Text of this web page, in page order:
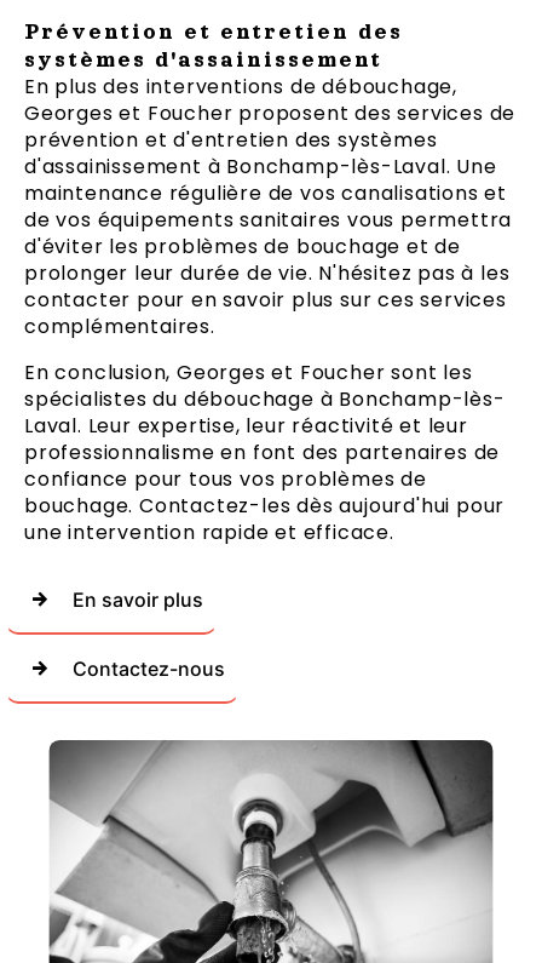
Prévention et entretien des
systèmes d'assainissement
En plus des interventions de débouchage,
Georges et Foucher proposent des services de
prévention et d'entretien des systèmes
d'assainissement à Bonchamp-lès-Laval. Une
maintenance régulière de vos canalisations et
de vos équipements sanitaires vous permettra
d'éviter les problèmes de bouchage et de
prolonger leur durée de vie. N'hésitez pas à les
contacter pour en savoir plus sur ces services
complémentaires.
En conclusion, Georges et Foucher sont les
spécialistes du débouchage à Bonchamp-lès-
Laval. Leur expertise, leur réactivité et leur
professionnalisme en font des partenaires de
confiance pour tous vos problèmes de
bouchage. Contactez-les dès aujourd'hui pour
une intervention rapide et efficace.
En savoir plus
Contactez-nous